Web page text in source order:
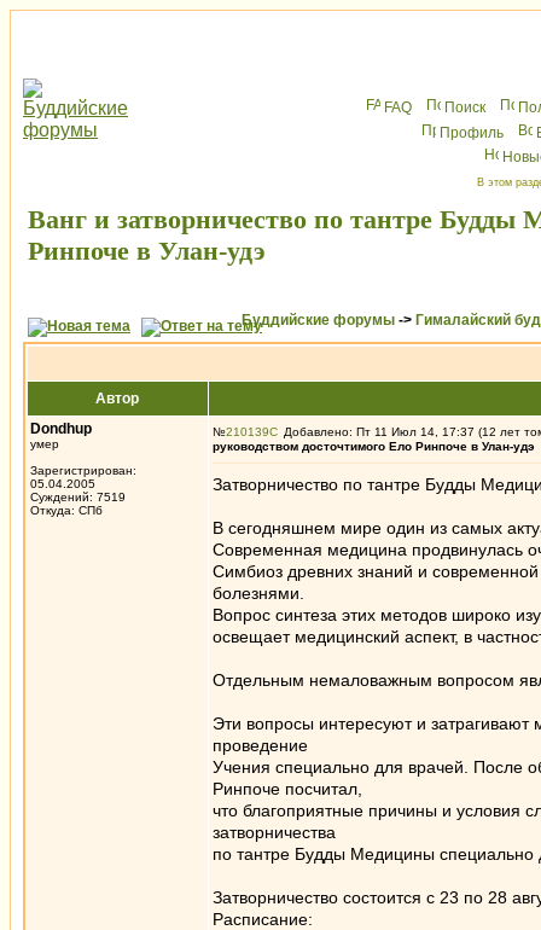
FAQ Поиск
Профиль
В этом
Ванг и затворничество по тантре Будды
Ринпоче в Улан-удэ
Буддийские форумы -> Гималайский
Автор
Dondhup
умер
Зарегистрирован:
05.04.2005
Суждений: 7519
Откуда: СПб
№210139
Добавлено: Пт 11 Июл 14, 17:37 (12 лет
руководством досточтимого Ело Ринпоче в Улан-удэ
Затворничество по тантре Будды
В сегодняшнем мире один из самых
Современная медицина продвинулась
Симбиоз древних знаний и
болезнями.
Вопрос синтеза этих методов широко
освещает медицинский аспект, в
Отдельным немаловажным вопросом
Эти вопросы интересуют и
проведение
Учения специально для врачей. После
Ринпоче посчитал,
что благоприятные причины и условия
затворничества
по тантре Будды Медицины специально
Затворничество состоится с 23 по 28
Расписание: